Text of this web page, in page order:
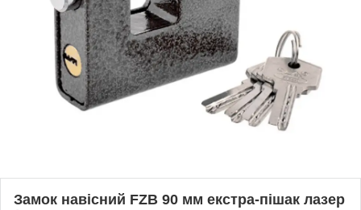
Замок навісний FZB 90 мм екстра-пішак лазер